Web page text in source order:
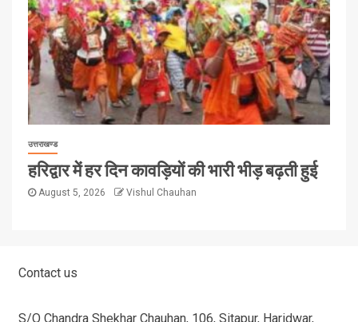
उत्तराखण्ड
हरिद्वार में हर दिन कावड़ियों की भारी भीड़ बढ़ती हुई
August 5, 2026 Vishul Chauhan
Contact us
S/O Chandra Shekhar Chauhan, 106, Sitapur, Haridwar,